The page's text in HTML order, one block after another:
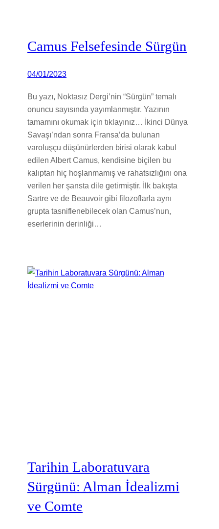
Camus Felsefesinde Sürgün
04/01/2023
Bu yazı, Noktasız Dergi’nin “Sürgün” temalı
onuncu sayısında yayımlanmıştır. Yazının
tamamını okumak için tıklayınız… İkinci Dünya
Savaşı’ndan sonra Fransa’da bulunan
varoluşçu düşünürlerden birisi olarak kabul
edilen Albert Camus, kendisine biçilen bu
kalıptan hiç hoşlanmamış ve rahatsızlığını ona
verilen her şansta dile getirmiştir. İlk bakışta
Sartre ve de Beauvoir gibi filozoflarla aynı
grupta tasniflenebilecek olan Camus’nun,
eserlerinin derinliği…
Tarihin Laboratuvara
Sürgünü: Alman İdealizmi
ve Comte